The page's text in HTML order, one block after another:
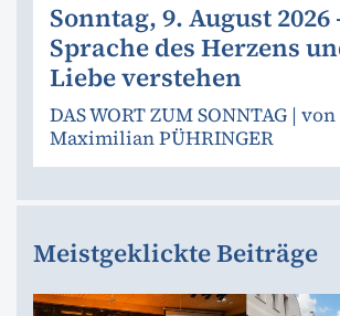
Sonntag, 9. August 2026
Sprache des Herzens
Liebe verstehen
DAS WORT ZUM SONNTAG |
Maximilian PÜHRINGER
Meistgeklickte Beiträge